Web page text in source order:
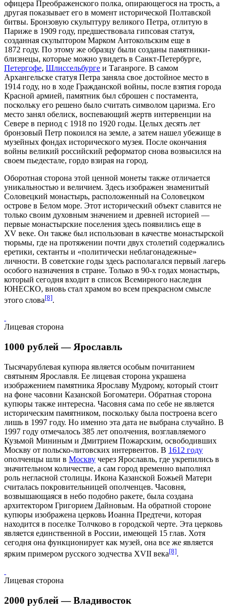
офицера Преображенского полка, опирающегося на трость, а
другая показывает его в момент исторической Полтавской
битвы. Бронзовую скульптуру великого Петра, отлитую в
Париже в 1909 году, предшествовала гипсовая статуя,
созданная скульптором Марком Антокольским еще в
1872 году. По этому же образцу были созданы памятники-
близнецы, которые можно увидеть в Санкт-Петербурге,
Петергофе, Шлиссельбурге и Таганроге. В самом
Архангельске статуя Петра заняла свое достойное место в
1914 году, но в ходе Гражданской войны, после взятия города
Красной армией, памятник был сброшен с постамента,
поскольку его решено было считать символом царизма. Его
место занял обелиск, воспевающий жертв интервенции на
Севере в период с 1918 по 1920 годы. Целых десять лет
бронзовый Петр покоился на земле, а затем нашел убежище в
музейных фондах исторического музея. После окончания
войны великий российский реформатор снова возвысился на
своем пьедестале, гордо взирая на город.
Оборотная сторона этой ценной монеты также отличается
уникальностью и величием. Здесь изображен знаменитый
Соловецкий монастырь, расположенный на Соловецком
острове в Белом море. Этот исторический объект славится не
только своим духовным значением и древней историей —
первые монастырские поселения здесь появились еще в
XV веке. Он также был использован в качестве монастырской
тюрьмы, где на протяжении почти двух столетий содержались
еретики, сектанты и «политически неблагонадежные»
личности. В советские годы здесь располагался первый лагерь
особого назначения в стране. Только в 90-х годах монастырь,
который сегодня входит в список Всемирного наследия
ЮНЕСКО, вновь стал храмом во всем прекрасном смысле
этого слова[8].
Лицевая сторона
1000 рублей — Ярославль
Тысячарублевая купюра является особым почитанием
святыням Ярославля. Ее лицевая сторона украшена
изображением памятника Ярославу Мудрому, который стоит
на фоне часовни Казанской Богоматери. Обратная сторона
купюры также интересна. Часовня сама по себе не является
историческим памятником, поскольку была построена всего
лишь в 1997 году. Но именно эта дата не выбрана случайно. В
1997 году отмечалось 385 лет ополчения, возглавляемого
Кузьмой Мининым и Дмитрием Пожарским, освободивших
Москву от польско-литовских интервентов. В 1612 году
ополченцы шли в Москву через Ярославль, где укрепились в
значительном количестве, а сам город временно выполнял
роль негласной столицы. Икона Казанской Божьей Матери
считалась покровительницей ополченцев. Часовня,
возвышающаяся в небо подобно ракете, была создана
архитектором Григорием Дайновым. На обратной стороне
купюры изображена церковь Иоанна Предтечи, которая
находится в поселке Толчково в городской черте. Эта церковь
является единственной в России, имеющей 15 глав. Хотя
сегодня она функционирует как музей, она все же является
ярким примером русского зодчества XVII века[8].
Лицевая сторона
2000 рублей — Владивосток